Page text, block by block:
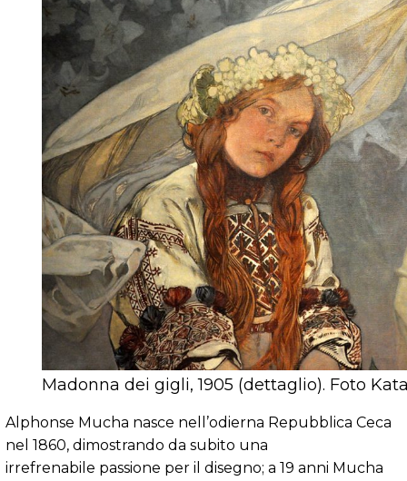
Madonna dei gigli, 1905 (dettaglio). Foto
Alphonse Mucha nasce nell’odierna Repubblica Ceca
nel 1860, dimostrando da subito una
irrefrenabile passione per il disegno; a 19 anni Mucha